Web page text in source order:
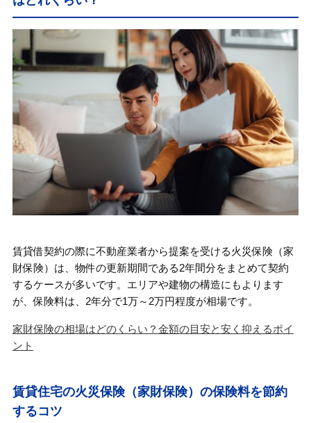
賃貸借契約の際に不動産業者から提案を受ける火災保険（家
財保険）は、物件の更新期間である2年間分をまとめて契約
するケースが多いです。エリアや建物の構造にもよります
が、保険料は、2年分で1万～2万円程度が相場です。
家財保険の相場はどのくらい？金額の目安と安く抑えるポイ
ント
賃貸住宅の火災保険（家財保険）の保険料を節約
するコツ